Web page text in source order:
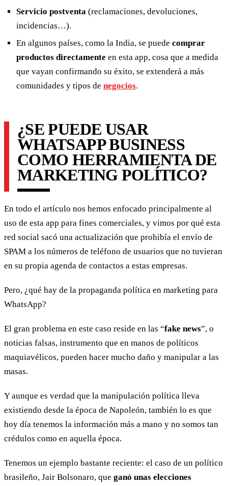
Servicio postventa (reclamaciones, devoluciones,
incidencias…).
En algunos países, como la India, se puede comprar
productos directamente en esta app, cosa que a medida
que vayan confirmando su éxito, se extenderá a más
comunidades y tipos de negocios.
¿SE PUEDE USAR
WHATSAPP BUSINESS
COMO HERRAMIENTA DE
MARKETING POLÍTICO?
En todo el artículo nos hemos enfocado principalmente al
uso de esta app para fines comerciales, y vimos por qué esta
red social sacó una actualización que prohibía el envío de
SPAM a los números de teléfono de usuarios que no tuvieran
en su propia agenda de contactos a estas empresas.
Pero, ¿qué hay de la propaganda política en marketing para
WhatsApp?
El gran problema en este caso reside en las “fake news”, o
noticias falsas, instrumento que en manos de políticos
maquiavélicos, pueden hacer mucho daño y manipular a las
masas.
Y aunque es verdad que la manipulación política lleva
existiendo desde la época de Napoleón, también lo es que
hoy día tenemos la información más a mano y no somos tan
crédulos como en aquella época.
Tenemos un ejemplo bastante reciente: el caso de un político
brasileño, Jair Bolsonaro, que ganó unas elecciones